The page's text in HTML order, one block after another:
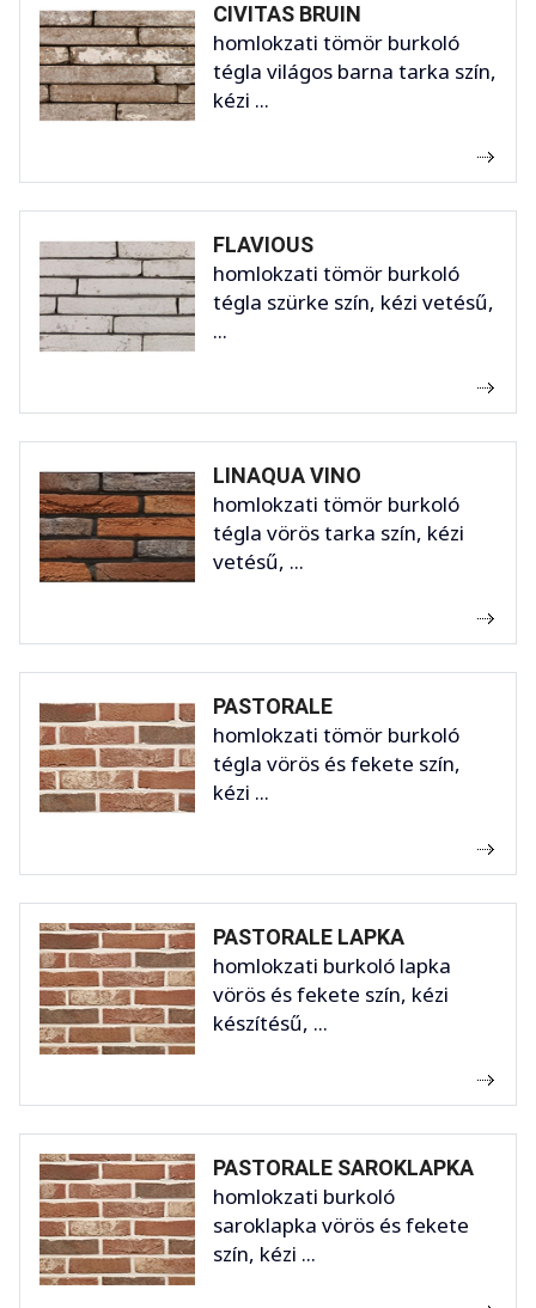
CIVITAS BRUIN
homlokzati tömör burkoló
tégla világos barna tarka szín,
kézi ...
FLAVIOUS
homlokzati tömör burkoló
tégla szürke szín, kézi vetésű,
...
LINAQUA VINO
homlokzati tömör burkoló
tégla vörös tarka szín, kézi
vetésű, ...
PASTORALE
homlokzati tömör burkoló
tégla vörös és fekete szín,
kézi ...
PASTORALE LAPKA
homlokzati burkoló lapka
vörös és fekete szín, kézi
készítésű, ...
PASTORALE SAROKLAPKA
homlokzati burkoló
saroklapka vörös és fekete
szín, kézi ...